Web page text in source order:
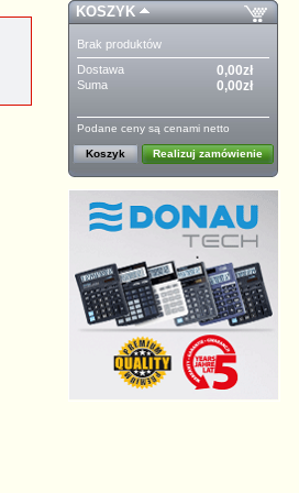
KOSZYK
Brak produktów
Dostawa
0,00zł
Suma 0,00zł
Podane ceny są cenami netto
Koszyk Realizuj zamówienie